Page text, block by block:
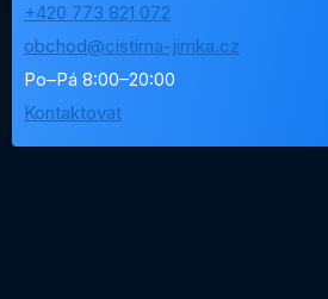
+420 773 821 072
obchod@cistirna-jimka.cz
Po–Pá 8:00–20:00
Kontaktovat